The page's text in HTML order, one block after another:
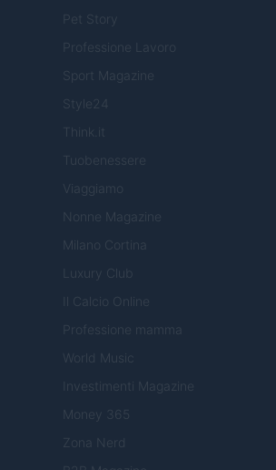
Pet Story
Professione Lavoro
Sport Magazine
Style24
Think.it
Tuobenessere
Viaggiamo
Nonne Magazine
Milano Cortina
Luxury Club
Il Calcio Online
Professione mamma
World Music
Investimenti Magazine
Money 365
Zona Nerd